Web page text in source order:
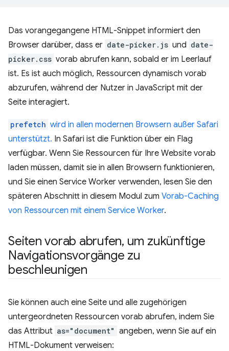
Das vorangegangene HTML-Snippet informiert den
Browser darüber, dass er date-picker.js und date-
picker.css vorab abrufen kann, sobald er im Leerlauf
ist. Es ist auch möglich, Ressourcen dynamisch vorab
abzurufen, während der Nutzer in JavaScript mit der
Seite interagiert.
prefetch wird in allen modernen Browsern außer Safari
unterstützt. In Safari ist die Funktion über ein Flag
verfügbar. Wenn Sie Ressourcen für Ihre Website vorab
laden müssen, damit sie in allen Browsern funktionieren,
und Sie einen Service Worker verwenden, lesen Sie den
späteren Abschnitt in diesem Modul zum Vorab-Caching
von Ressourcen mit einem Service Worker.
Seiten vorab abrufen, um zukünftige
Navigationsvorgänge zu
beschleunigen
Sie können auch eine Seite und alle zugehörigen
untergeordneten Ressourcen vorab abrufen, indem Sie
das Attribut as="document" angeben, wenn Sie auf ein
HTML-Dokument verweisen: